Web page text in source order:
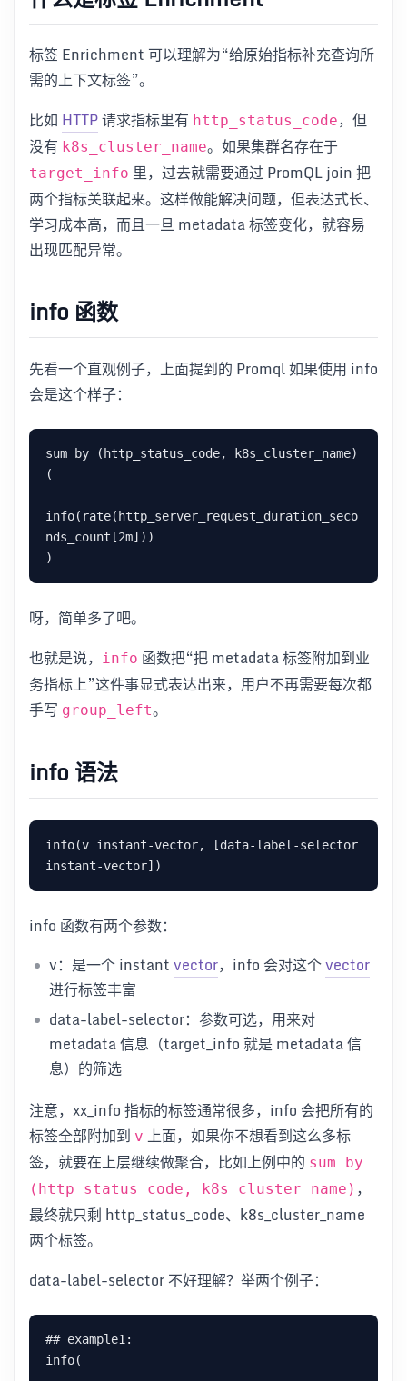
标签 Enrichment 可以理解为“给原始指标补充查询所
需的上下文标签”。
比如 HTTP请求指标里有 http_status_code，但
没有 k8s_cluster_name。如果集群名存在于
target_info 里，过去就需要通过 PromQL join 把
两个指标关联起来。这样做能解决问题，但表达式长、
学习成本高，而且一旦 metadata 标签变化，就容易
出现匹配异常。
info 函数
先看一个直观例子，上面提到的 Promql 如果使用 info
会是这个样子：
sum by (http_status_code, k8s_cluster_name)
(
info(rate(http_server_request_duration_seco
nds_count[2m]))
呀，简单多了吧。
也就是说，
info 函数把“把 metadata 标签附加到业
务指标上”这件事显式表达出来，用户不再需要每次都
手写 group_left。
info 语法
info(v instant-vector, [data-label-selector
info 函数有两个参数：
v：是一个 instantvector，info 会对这个vector
进行标签丰富
data-label-selector：参数可选，用来对
metadata 信息（target_info 就是 metadata 信
息）的筛选
注意，xx_info 指标的标签通常很多，info 会把所有的
标签全部附加到 v 上面，如果你不想看到这么多标
签，就要在上层继续做聚合，比如上例中的 sum by
(http_status_code, k8s_cluster_name) ，
最终就只剩 http_status_code、k8s_cluster_name
两个标签。
data-label-selector 不好理解？举两个例子：
## example1:
info(